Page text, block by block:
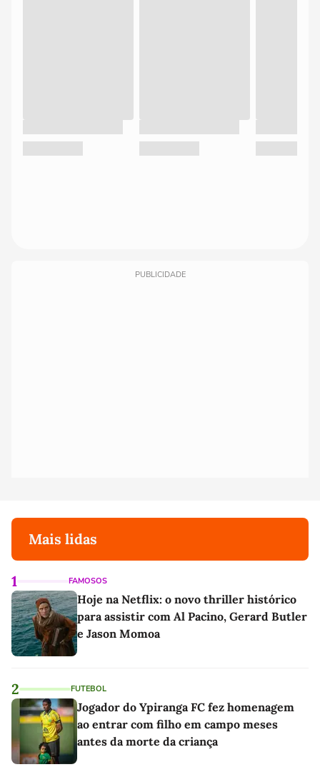
PUBLICIDADE
Mais lidas
1 FAMOSOS
Hoje na Netflix: o novo thriller histórico
para assistir com Al Pacino, Gerard Butler
e Jason Momoa
2 FUTEBOL
Jogador do Ypiranga FC fez homenagem
ao entrar com filho em campo meses
antes da morte da criança